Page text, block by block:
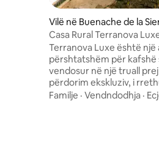
Vilë në Buenache de la
Casa Rural Terranova
Terranova Luxe është një
përshtatshëm për kafshë
vendosur në një truall
përdorim ekskluziv, i
në të gjithë perimetrin e tij
Familje · Vendndodhja ·